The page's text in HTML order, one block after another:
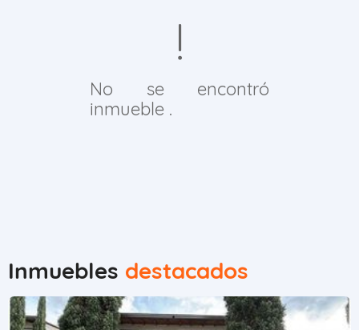
No se encontró
inmueble .
Inmuebles destacados